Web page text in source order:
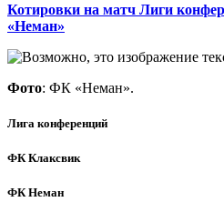
Котировки на матч Лиги
«Неман»
Фото: ФК «Неман».
Лига конференций
ФК Клаксвик
ФК Неман